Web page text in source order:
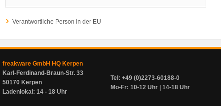
Verantwortliche Person in der EU
freakware GmbH HQ Kerpen
Karl-Ferdinand-Braun-Str. 33
50170 Kerpen
Ladenlokal: 14 - 18 Uhr
Tel: +49 (0)2273-60188-0
Mo-Fr: 10-12 Uhr | 14-18 Uhr